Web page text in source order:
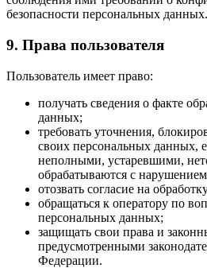
безопасности персональных данных.
9. Права пользователя
Пользователь имеет право:
получать сведения о факте
данных;
требовать уточнения,
своих персональных данных,
неполными, устаревшими,
обрабатываются с нарушением
отозвать согласие на
обращаться к оператору по
персональных данных;
защищать свои права и
предусмотренными
Федерации.